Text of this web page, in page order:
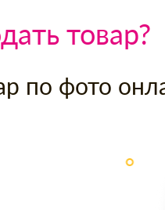
товар?
по фото